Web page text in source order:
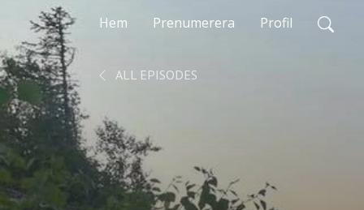
Hem Prenumerera Profil
ALL EPISODES